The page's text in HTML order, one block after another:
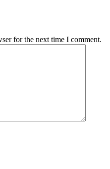
for the next time I comment.